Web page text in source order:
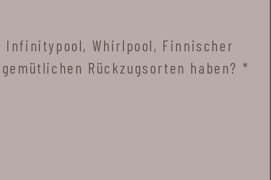
Infinitypool, Whirlpool, Finnischer
Rückzugsorten haben? *